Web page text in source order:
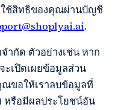
ช้สิทธิของคุณผ่านบัญชี
.
ำกัด ตัวอย่างเช่น หาก
เปิดเผยข้อมูลส่วน
ขอให้เราลบข้อมูลที่
หรือมีผลประโยชน์อัน